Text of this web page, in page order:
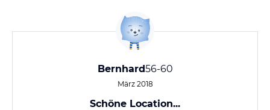
Bernhard56-60
März 2018
Schöne Location...